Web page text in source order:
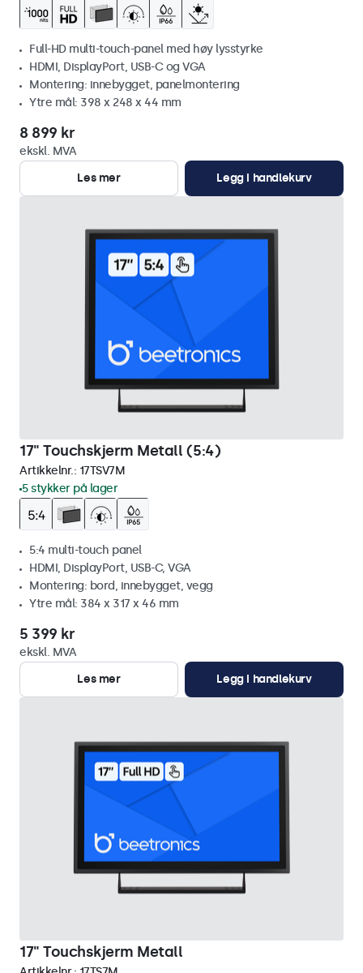
Full-HD multi-touch-panel med høy lysstyrke
HDMI, DisplayPort, USB-C og VGA
Montering: innebygget, panelmontering
Ytre mål: 398 x 248 x 44 mm
8 899 kr
ekskl. MVA
Les mer
Legg i handlekurv
17" Touchskjerm Metall (5:4)
Artikkelnr.: 17TSV7M
5 stykker på lager
5:4 multi-touch panel
HDMI, DisplayPort, USB-C, VGA
Montering: bord, innebygget, vegg
Ytre mål: 384 x 317 x 46 mm
5 399 kr
ekskl. MVA
Les mer
Legg i handlekurv
17" Touchskjerm Metall